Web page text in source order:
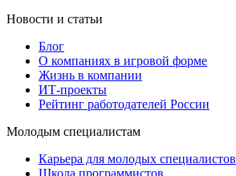
Новости и статьи
Блог
О компаниях в игровой форме
Жизнь в компании
ИТ-проекты
Рейтинг работодателей России
Молодым специалистам
Карьера для молодых специалистов